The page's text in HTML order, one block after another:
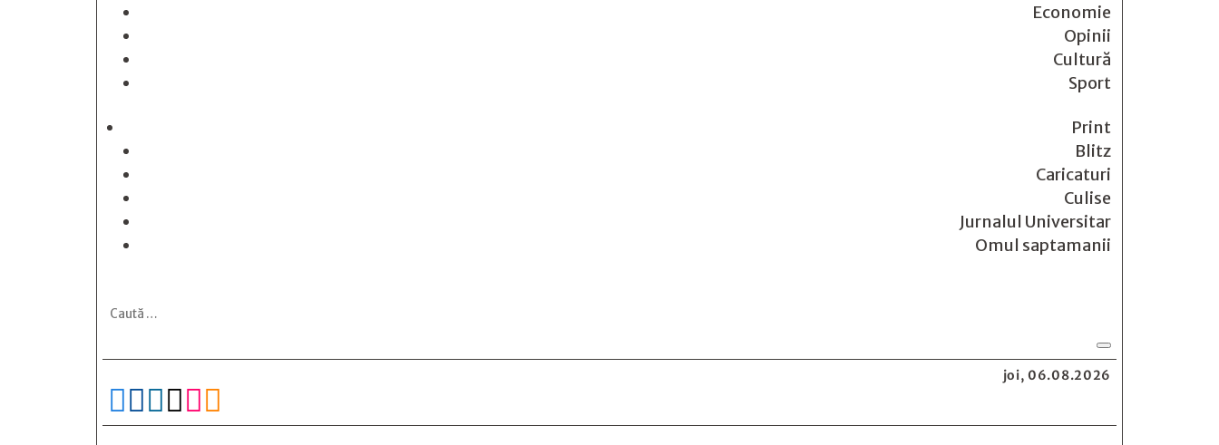
Economie
Opinii
Cultură
Sport
Print
Blitz
Caricaturi
Culise
Jurnalul Universitar
Omul saptamanii
joi, 06.08.2026
